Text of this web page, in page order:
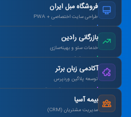
فروشگاه مبل ایران
طراحی سایت اختصاصی + PWA
بازرگانی رادین
خدمات سئو و بهینه‌سازی
آکادمی زبان برتر
توسعه پلاگین وردپرس
طراحی سیستم آزمون آنلاین و صدور کارنامه.
بیمه آسیا
مدیریت مشتریان (CRM)